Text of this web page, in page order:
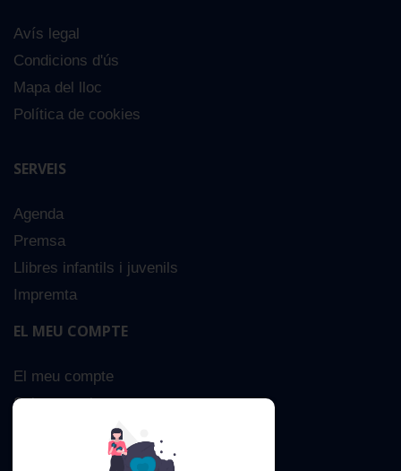
Avís legal
Condicions d'ús
Mapa del lloc
Política de cookies
SERVEIS
Agenda
Premsa
Llibres infantils i juvenils
Impremta
EL MEU COMPTE
El meu compte
Sobre nosaltres
Cerca Avançada